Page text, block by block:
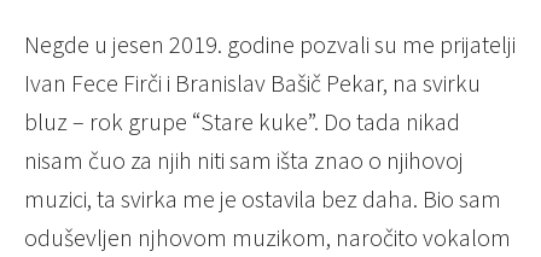
Negde u jesen 2019. godine pozvali su me prijatelji
Ivan Fece Firči i Branislav Bašič Pekar, na svirku
bluz – rok grupe “Stare kuke”. Do tada nikad
nisam čuo za njih niti sam išta znao o njihovoj
muzici, ta svirka me je ostavila bez daha. Bio sam
oduševljen njhovom muzikom, naročito vokalom